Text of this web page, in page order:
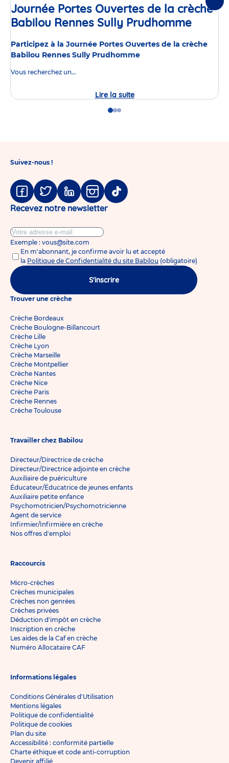
Journée Portes Ouvertes de la crèche
Babilou Rennes Sully Prudhomme
Participez à la Journée Portes Ouvertes de la crèche
Babilou Rennes Sully Prudhomme
Vous recherchez un...
Lire la suiteJournée
GoGoGo
Suivez-nous !
Facebook
TwitterLinkedinInstagram
Tiktok
Recevez notre newsletter
Exemple : vous@site.com
En m'abonnant, je confirme avoir lu et accepté
la Politique de Confidentialité du site Babilou (obligatoire)
S'inscrire
Trouver une crèche
Crèche Bordeaux
Crèche Boulogne-Billancourt
Crèche Lille
Crèche Lyon
Crèche Marseille
Crèche Montpellier
Crèche Nantes
Crèche Nice
Crèche Paris
Crèche Rennes
Crèche Toulouse
Travailler chez Babilou
Directeur/Directrice de crèche
Directeur/Directrice adjointe en crèche
Auxiliaire de puériculture
Éducateur/Éducatrice de jeunes enfants
Auxiliaire petite enfance
Psychomotricien/Psychomotricienne
Agent de service
Infirmier/Infirmière en crèche
Nos offres d'emploi
Raccourcis
Micro-crèches
Crèches municipales
Crèches non genrées
Crèches privées
Déduction d'impôt en crèche
Inscription en crèche
Les aides de la Caf en crèche
Numéro Allocataire CAF
Informations légales
Conditions Générales d'Utilisation
Mentions légales
Politique de confidentialité
Politique de cookies
Plan du site
Accessibilité : conformité partielle
Charte éthique et code anti-corruption
Devenir affilié